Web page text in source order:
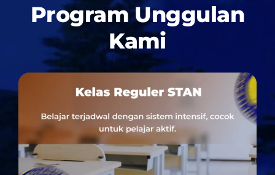
Program Unggulan
Kami